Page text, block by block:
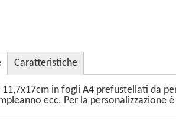
Caratteristiche
in fogli A4 prefustellati da
ecc. Per la personalizzazione